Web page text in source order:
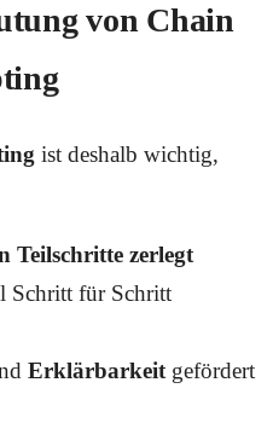
von Chain
ist deshalb wichtig,
Teilschritte zerlegt
Schritt für Schritt
Erklärbarkeit gefördert